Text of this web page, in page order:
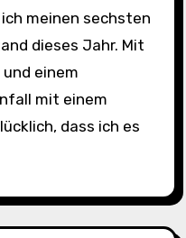
meinen sechsten
dieses Jahr. Mit
einem
mit einem
dass ich es